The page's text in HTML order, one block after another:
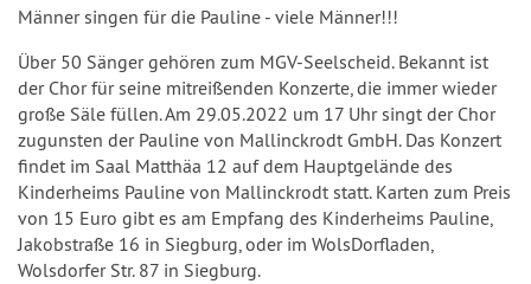
Männer singen für die Pauline - viele Männer!!!
Über 50 Sänger gehören zum MGV-Seelscheid. Bekannt ist
der Chor für seine mitreißenden Konzerte, die immer wieder
große Säle füllen. Am 29.05.2022 um 17 Uhr singt der Chor
zugunsten der Pauline von Mallinckrodt GmbH. Das Konzert
findet im Saal Matthäa 12 auf dem Hauptgelände des
Kinderheims Pauline von Mallinckrodt statt. Karten zum Preis
von 15 Euro gibt es am Empfang des Kinderheims Pauline,
Jakobstraße 16 in Siegburg, oder im WolsDorfladen,
Wolsdorfer Str. 87 in Siegburg.